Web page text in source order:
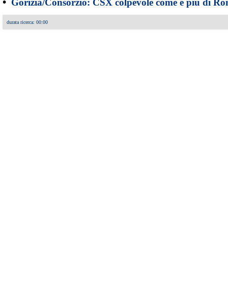
Gorizia/Consorzio: CSX colpevole come e più di
durata ricerca: 00:00